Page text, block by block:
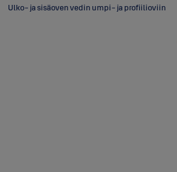
Ulko- ja sisäoven vedin umpi- ja profiilioviin